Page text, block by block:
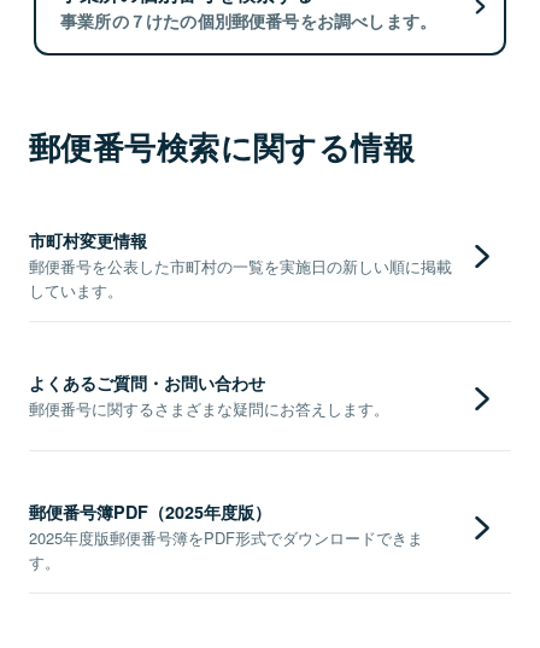
事業所の７けたの個別郵便番号をお調べします。
郵便番号検索に関する情報
市町村変更情報
郵便番号を公表した市町村の一覧を実施日の新しい順に掲載
しています。
よくあるご質問・お問い合わせ
郵便番号に関するさまざまな疑問にお答えします。
郵便番号簿PDF（2025年度版）
2025年度版郵便番号簿をPDF形式でダウンロードできま
す。